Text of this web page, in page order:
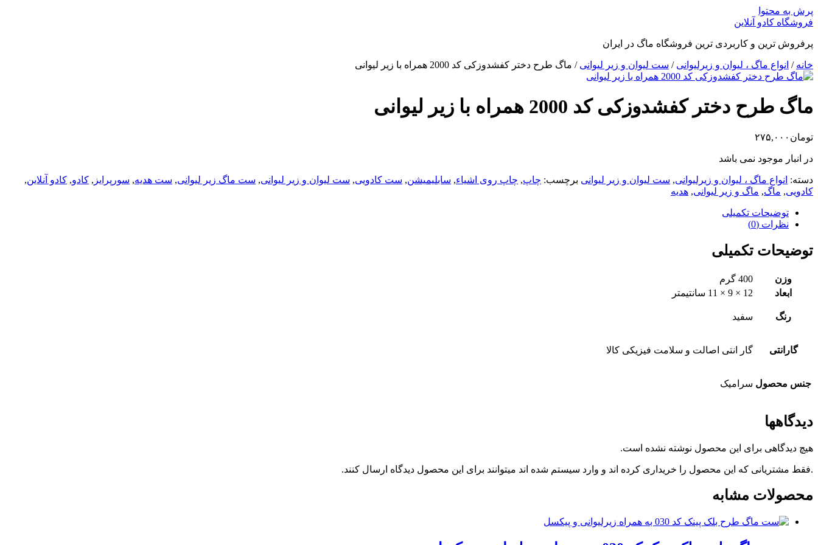
پرش به محتوا
فروشگاه کادو آنلاین
پرفروش ترین و کاربردی ترین فروشگاه ماگ در ایران
خانه / انواع ماگ ، لیوان و زیرلیوانی / ست لیوان و زیر لیوانی / ماگ طرح دختر کفشدوزکی کد 2000 همراه با زیر لیوانی
ماگ طرح دختر کفشدوزکی کد 2000 همراه با زیر لیوانی
تومان ۲۷۵,۰۰۰
در انبار موجود نمی باشد
دسته: انواع ماگ ، لیوان و زیرلیوانی, ست لیوان و زیر لیوانی برچسب: چاپ, چاپ روی اشیاء, سابلیمیشن, ست کادویی, ست لیوان و زیر لیوانی, ست ماگ زیر لیوانی, ست هدیه, سورپرایز , کادو, کادو آنلاین,
کادویی, ماگ, ماگ و زیر لیوانی, هدیه
توضیحات تکمیلی
نظرات (0)
توضیحات تکمیلی
وزن
400 گرم
ابعاد
12 × 9 × 11 سانتیمتر
رنگ سفید
گارانتی گار انتی اصالت و سلامت فیزیکی کالا
جنس محصول سرامیک
دیدگاهها
هیچ دیدگاهی برای این محصول نوشته نشده است.
.فقط مشتریانی که این محصول را خریداری کرده اند و وارد سیستم شده اند میتوانند برای این محصول دیدگاه ارسال کنند.
محصولات مشابه